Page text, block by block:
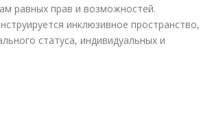
равных прав и возможностей.
инклюзивное пространство,
статуса, индивидуальных и